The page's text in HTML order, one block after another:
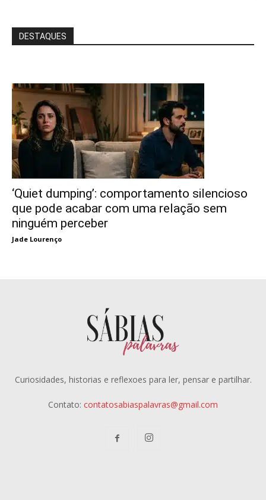
DESTAQUES
‘Quiet dumping’: comportamento silencioso
que pode acabar com uma relação sem
ninguém perceber
Jade Lourenço
Curiosidades, historias e reflexoes para ler, pensar e partilhar.
Contato: contatosabiaspalavras@gmail.com